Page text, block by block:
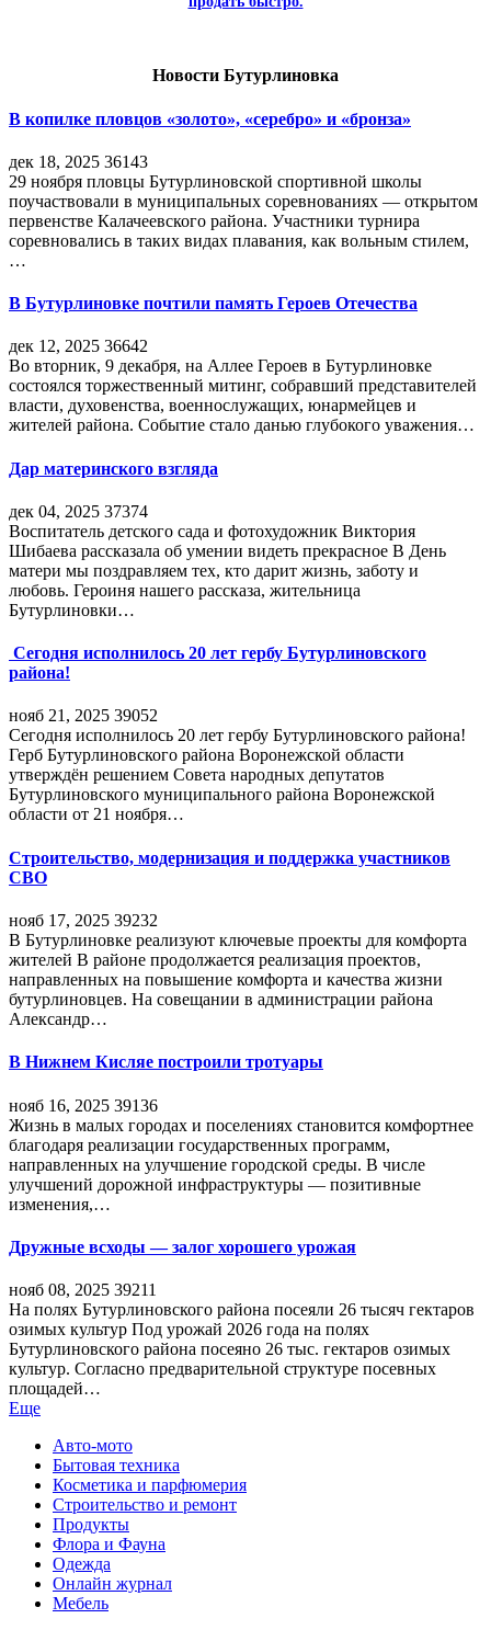
Новости Бутурлиновка
В копилке пловцов «золото», «серебро» и «бронза»
дек 18, 2025 36143
29 ноября пловцы Бутурлиновской спортивной школы
поучаствовали в муниципальных соревнованиях — открытом
первенстве Калачеевского района. Участники турнира
соревновались в таких видах плавания, как вольным стилем,
…
В Бутурлиновке почтили память Героев Отечества
дек 12, 2025 36642
Во вторник, 9 декабря, на Аллее Героев в Бутурлиновке
состоялся торжественный митинг, собравший представителей
власти, духовенства, военнослужащих, юнармейцев и
жителей района. Событие стало данью глубокого уважения…
Дар материнского взгляда
дек 04, 2025 37374
Воспитатель детского сада и фотохудожник Виктория
Шибаева рассказала об умении видеть прекрасное В День
матери мы поздравляем тех, кто дарит жизнь, заботу и
любовь. Героиня нашего рассказа, жительница
Бутурлиновки…
Сегодня исполнилось 20 лет гербу Бутурлиновского
района!
нояб 21, 2025 39052
Сегодня исполнилось 20 лет гербу Бутурлиновского района!
Герб Бутурлиновского района Воронежской области
утверждён решением Совета народных депутатов
Бутурлиновского муниципального района Воронежской
области от 21 ноября…
Строительство, модернизация и поддержка участников
СВО
нояб 17, 2025 39232
В Бутурлиновке реализуют ключевые проекты для комфорта
жителей В районе продолжается реализация проектов,
направленных на повышение комфорта и качества жизни
бутурлиновцев. На совещании в администрации района
Александр…
В Нижнем Кисляе построили тротуары
нояб 16, 2025 39136
Жизнь в малых городах и поселениях становится комфортнее
благодаря реализации государственных программ,
направленных на улучшение городской среды. В числе
улучшений дорожной инфраструктуры — позитивные
изменения,…
Дружные всходы — залог хорошего урожая
нояб 08, 2025 39211
На полях Бутурлиновского района посеяли 26 тысяч гектаров
озимых культур Под урожай 2026 года на полях
Бутурлиновского района посеяно 26 тыс. гектаров озимых
культур. Согласно предварительной структуре посевных
площадей…
Еще
Авто-мото
Бытовая техника
Косметика и парфюмерия
Строительство и ремонт
Продукты
Флора и Фауна
Одежда
Онлайн журнал
Мебель